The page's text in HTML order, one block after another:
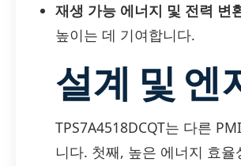
재생 가능 에너지 및 전력 변
높이는 데 기여합니다.
설계 및 엔
TPS7A4518DCQT는 다른
니다. 첫째, 높은 에너지 효